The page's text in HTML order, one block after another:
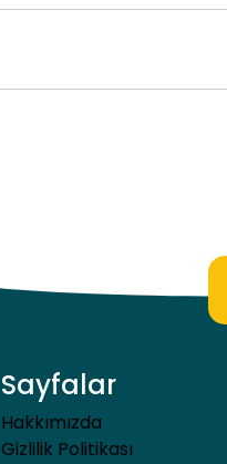
Sayfalar
Hakkımızda
Gizlilik Politikası